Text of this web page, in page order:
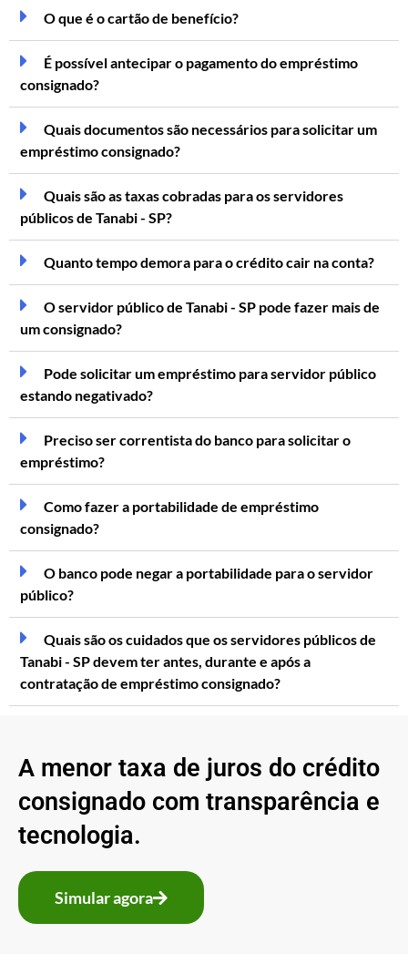
O que é o cartão de benefício?
É possível antecipar o pagamento do empréstimo
consignado?
Quais documentos são necessários para solicitar um
empréstimo consignado?
Quais são as taxas cobradas para os servidores
públicos de Tanabi - SP?
Quanto tempo demora para o crédito cair na conta?
O servidor público de Tanabi - SP pode fazer mais de
um consignado?
Pode solicitar um empréstimo para servidor público
estando negativado?
Preciso ser correntista do banco para solicitar o
empréstimo?
Como fazer a portabilidade de empréstimo
consignado?
O banco pode negar a portabilidade para o servidor
público?
Quais são os cuidados que os servidores públicos de
Tanabi - SP devem ter antes, durante e após a
contratação de empréstimo consignado?
A menor taxa de juros do crédito
consignado com transparência e
tecnologia.
Simular agora